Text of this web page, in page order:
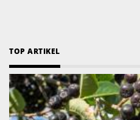
TOP ARTIKEL